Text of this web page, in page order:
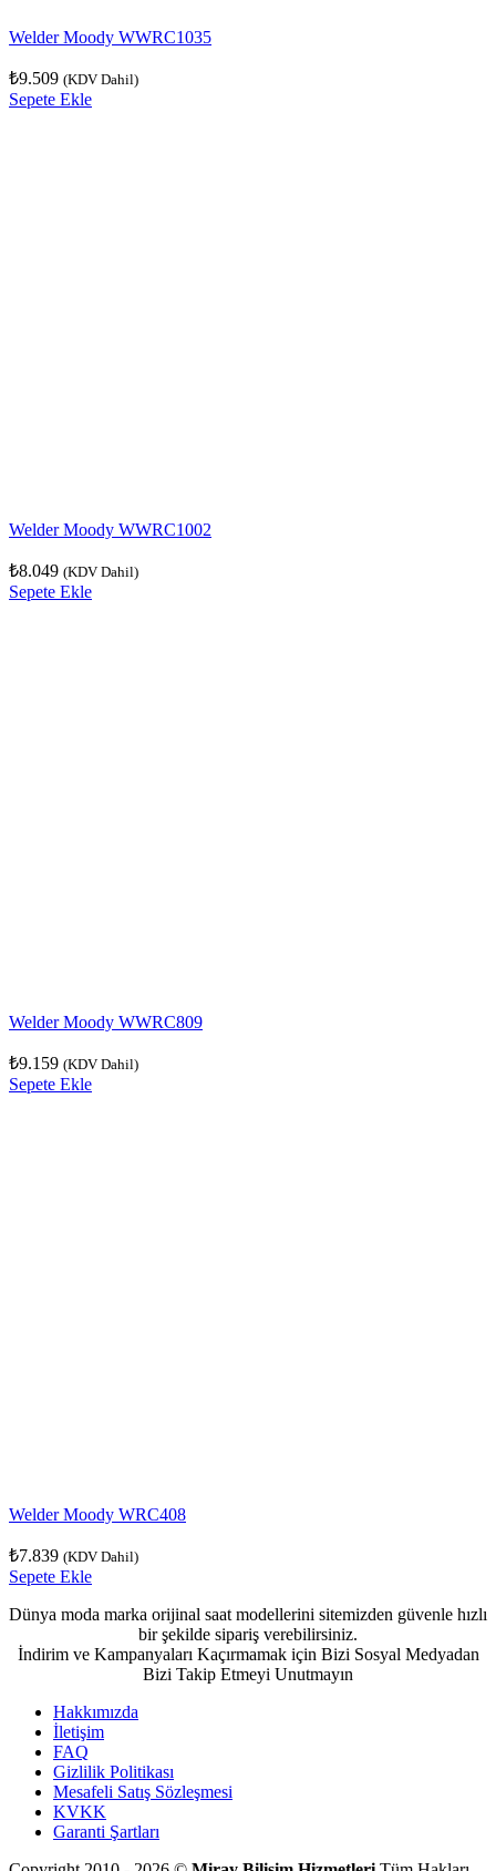
Welder Moody WWRC1035
₺9.509 (KDV Dahil)
Sepete Ekle
Welder Moody WWRC1002
₺8.049 (KDV Dahil)
Sepete Ekle
Welder Moody WWRC809
₺9.159 (KDV Dahil)
Sepete Ekle
Welder Moody WRC408
₺7.839 (KDV Dahil)
Sepete Ekle
Dünya moda marka orijinal saat modellerini sitemizden güvenle hızlı
bir şekilde sipariş verebilirsiniz.
İndirim ve Kampanyaları Kaçırmamak için Bizi Sosyal Medyadan
Bizi Takip Etmeyi Unutmayın
Hakkımızda
İletişim
FAQ
Gizlilik Politikası
Mesafeli Satış Sözleşmesi
KVKK
Garanti Şartları